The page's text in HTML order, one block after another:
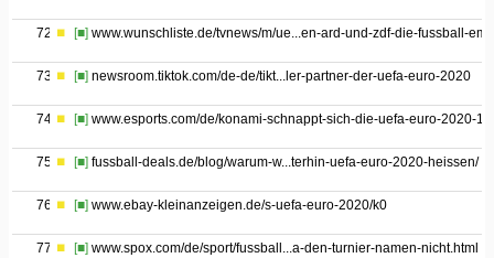
72 [■] www.wunschliste.de/tvnews/m/ue...en-ard-und-zdf-die-fussball-em
73 [■] newsroom.tiktok.com/de-de/tikt...ler-partner-der-uefa-euro-2020
74 [■] www.esports.com/de/konami-schnappt-sich-die-uefa-euro-2020-
75 [■] fussball-deals.de/blog/warum-w...terhin-uefa-euro-2020-heissen/
76 [■] www.ebay-kleinanzeigen.de/s-uefa-euro-2020/k0
77 [■] www.spox.com/de/sport/fussball...a-den-turnier-namen-nicht.html